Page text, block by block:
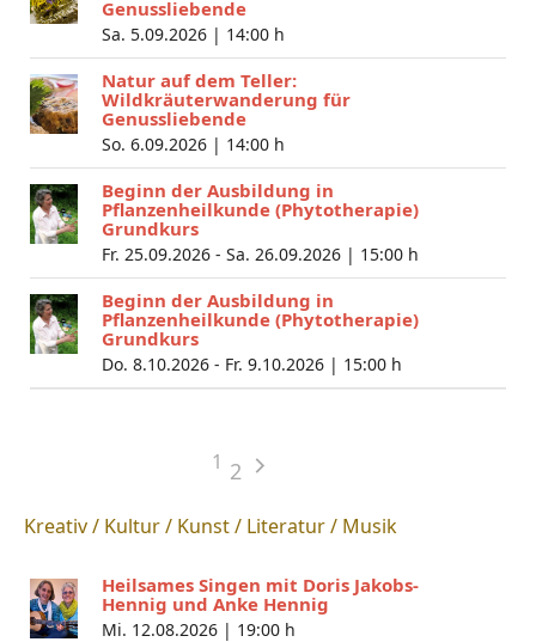
Genussliebende
Sa. 5.09.2026 | 14:00 h
Natur auf dem Teller:
Wildkräuterwanderung für
Genussliebende
So. 6.09.2026 | 14:00 h
Beginn der Ausbildung in
Pflanzenheilkunde (Phytotherapie)
Grundkurs
Fr. 25.09.2026 - Sa. 26.09.2026 | 15:00 h
Beginn der Ausbildung in
Pflanzenheilkunde (Phytotherapie)
Grundkurs
Do. 8.10.2026 - Fr. 9.10.2026 | 15:00 h
1 2
Kreativ / Kultur / Kunst / Literatur / Musik
Heilsames Singen mit Doris Jakobs-
Hennig und Anke Hennig
Mi. 12.08.2026 | 19:00 h